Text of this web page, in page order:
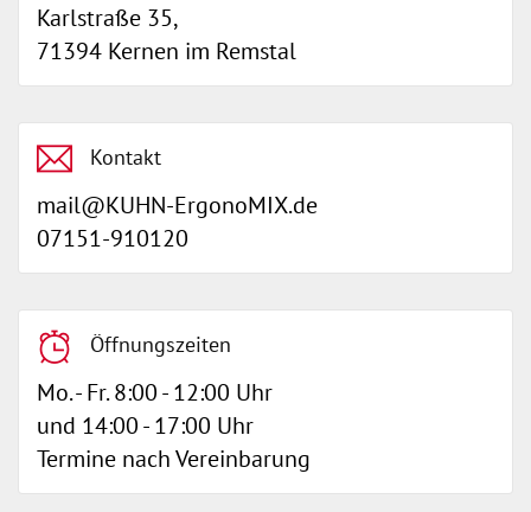
Karlstraße 35,
71394 Kernen im Remstal
Kontakt
mail@KUHN-ErgonoMIX.de
07151-910120
Öffnungszeiten
Mo. - Fr. 8:00 - 12:00 Uhr
und 14:00 - 17:00 Uhr
Termine nach Vereinbarung